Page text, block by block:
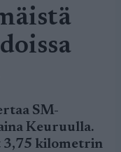
SM-
Keuruulla.
3,75 kilometrin